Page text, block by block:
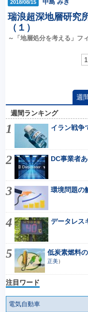
2018/08/15 中島 みき
瑞浪超深地層研究
（１）
～「地層処分を考える」フ
週
週間ランキング
イラン戦争
DC事業者
環境問題
データレス
低炭素燃料
正美）
注目ワード
電気自動車